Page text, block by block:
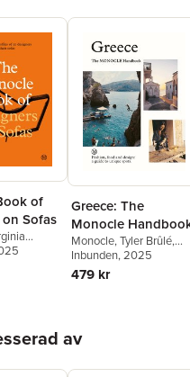
of
Sofas
Greece: The
Monocle
Monocle,Tyler Brûlé,
Tyler Brûlé,Andrew
Chiara Rimella
Inbunden, 2025
479 kr
av